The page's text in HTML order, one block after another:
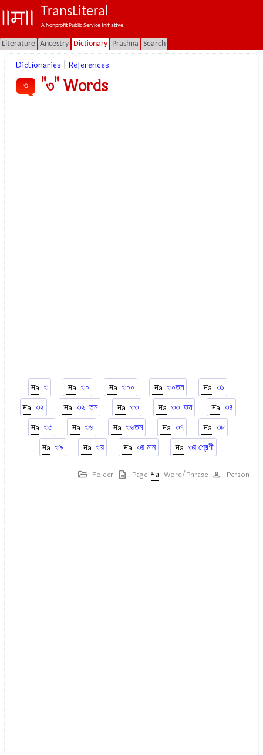
TransLiteral
A Nonprofit Public Service Initiative.
Literature Ancestry Dictionary Prashna Search
Dictionaries References
৩ "৩" Words
৩ ৩০ ৩০০ ৩০তম
৩১
৩২
৩২-তম ৩৩ ৩৩-তম
৩৪
৩৫
৩৬ ৩৬তম ৩৭
৩৮
৩৯
৩য় ৩য় মান ৩য় শ্রেণী
Folder Page Word/Phrase Person